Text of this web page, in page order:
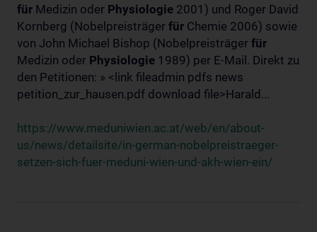
für Medizin oder Physiologie 2001) und Roger David
Kornberg (Nobelpreisträger für Chemie 2006) sowie
von John Michael Bishop (Nobelpreisträger für
Medizin oder Physiologie 1989) per E-Mail. Direkt zu
den Petitionen: » <link fileadmin pdfs news
petition_zur_hausen.pdf download file>Harald...
https://www.meduniwien.ac.at/web/en/about-
us/news/detailsite/in-german-nobelpreistraeger-
setzen-sich-fuer-meduni-wien-und-akh-wien-ein/